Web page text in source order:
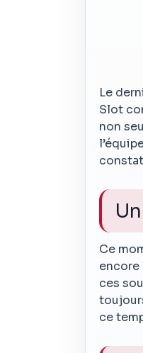
Le
Slot
non
Ce
encore
ces
ce